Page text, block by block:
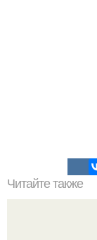
Читайте также